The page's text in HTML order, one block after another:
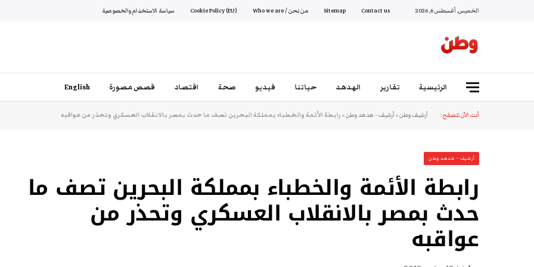
الخميس, أغسطس 6, 2026 Contact us
Sitemap من نحن / Who we are Cookie Policy (EU) سياسة الاستخدام والخصوصية
الرئيسية تقارير الهدهد حياتنا فيديو صحة اقتصاد قصص مصورة English
أنت الآن تتصفح: أرشيف وطن»أرشيف - هدهد وطن»رابطة الأئمة والخطباء بمملكة البحرين تصف ما حدث بمصر بالانقلاب العسكري وتحذر من عواقبه
أرشيف - هدهد وطن
رابطة الأئمة والخطباء بمملكة البحرين تصف ما
حدث بمصر بالانقلاب العسكري وتحذر من
عواقبه